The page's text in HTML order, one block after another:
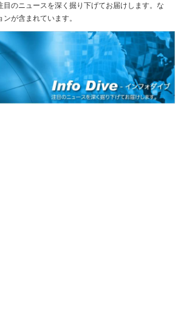
のニュースを深く掘り下げてお届けします。な
が含まれています。